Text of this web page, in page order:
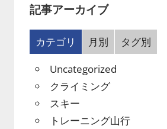
記事アーカイブ
カテゴリ 月別
タグ別
Uncategorized
クライミング
スキー
トレーニング山行